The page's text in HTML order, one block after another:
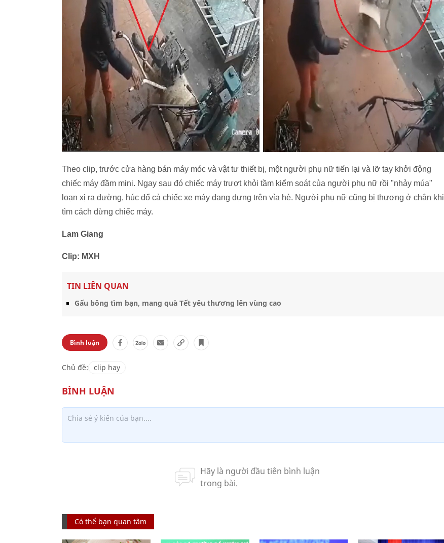
Theo clip, trước cửa hàng bán máy móc và vật tư thiết bị, một người phụ nữ tiến lại và lỡ tay khởi động
chiếc máy đầm mini. Ngay sau đó chiếc máy trượt khỏi tầm kiểm soát của người phụ nữ rồi "nhảy múa"
loạn xị ra đường, húc đổ cả chiếc xe máy đang dựng trên vỉa hè. Người phụ nữ cũng bị thương ở chân khi
tìm cách dừng chiếc máy.
Lam Giang
Clip: MXH
TIN LIÊN QUAN
Gấu bông tìm bạn, mang quà Tết yêu thương lên vùng cao
Bình luận
Chủ đề: clip hay
Có thể bạn quan tâm